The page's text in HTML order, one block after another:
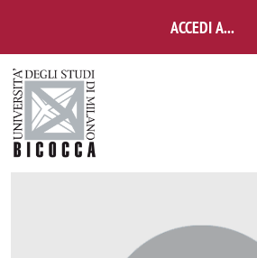
ACCEDI A...